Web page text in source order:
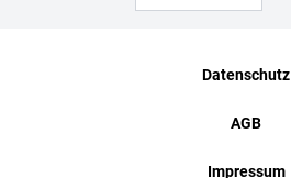
Datenschutz
AGB
Impressum